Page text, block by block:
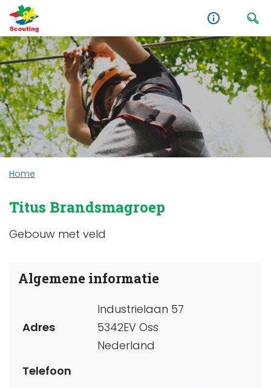
Home
Titus Brandsmagroep
Gebouw met veld
Algemene informatie
Adres
Industrielaan 57
5342EV Oss
Nederland
Telefoon